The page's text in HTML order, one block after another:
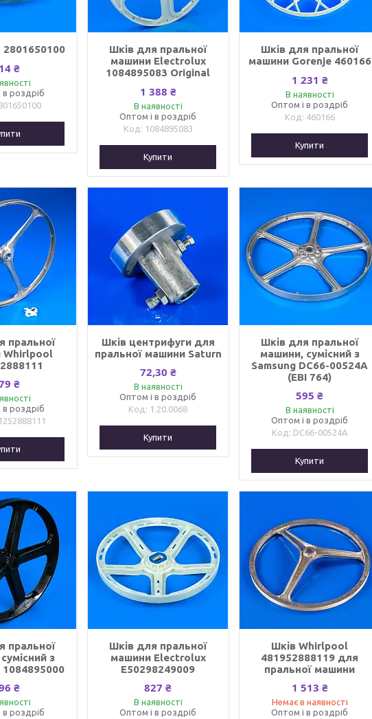
2801650100
₴
в роздріб
Шків для пральної
машини Electrolux
1084895083 Original
1 388 ₴
В наявності
Оптом і в роздріб
1084895083
Купити
Шків для пральної
машини Gorenje 460166
1 231 ₴
В наявності
Оптом і в роздріб
460166
Купити
пральної
Whirlpool
₴
в роздріб
Шків центрифуги для
пральної машини Saturn
72,30 ₴
В наявності
Оптом і в роздріб
1.20.0068
Купити
Шків для пральної
машини, сумісний з
Samsung DC66-00524A
(EBI 764)
595 ₴
В наявності
Оптом і в роздріб
DC66-00524A
Купити
пральної
з
₴
в роздріб
Шків для пральної
машини Electrolux
E50298249009
827 ₴
В наявності
Оптом і в роздріб
Шків Whirlpool
481952888119 для
пральної машини
1 513 ₴
Немає в наявності
Оптом і в роздріб